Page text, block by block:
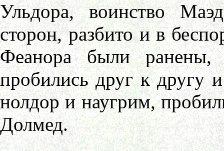
Ульдора, воинство
сторон, разбито и в
Феанора были
пробились друг к другу
нолдор и наугрим,
Долмед.